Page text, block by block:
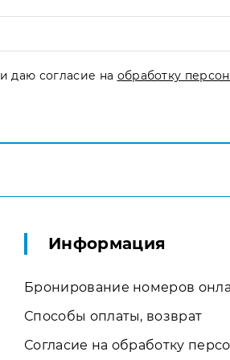
и даю согласие на обработку
Информация
Бронирование номеров
Способы оплаты, возврат
Согласие на обработку